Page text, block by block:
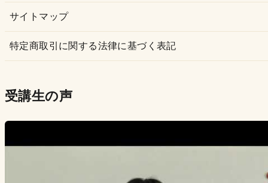
サイトマップ
特定商取引に関する法律に基づく表記
受講生の声